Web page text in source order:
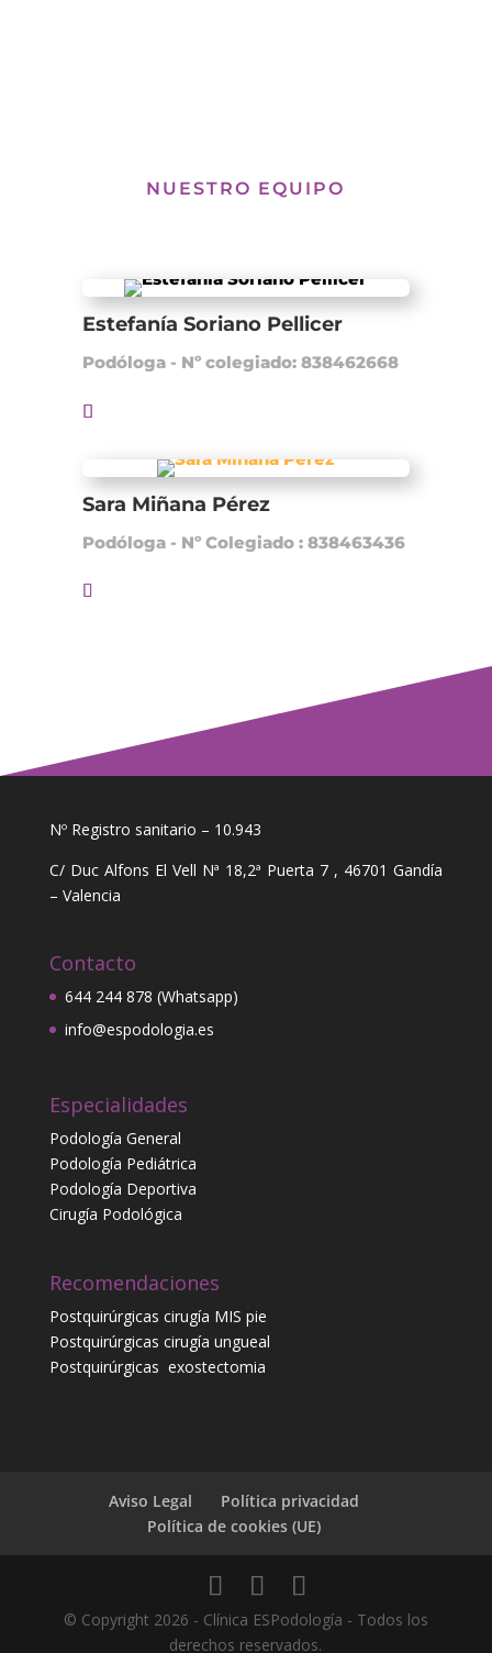
NUESTRO EQUIPO
Estefanía Soriano Pellicer
Podóloga - Nº colegiado: 838462668
Sara Miñana Pérez
Podóloga - Nº Colegiado : 838463436
Nº Registro sanitario – 10.943
C/ Duc Alfons El Vell Nª 18,2ª Puerta 7 , 46701 Gandía
– Valencia
Contacto
644 244 878 (Whatsapp)
info@espodologia.es
Especialidades
Podología General
Podología Pediátrica
Podología Deportiva
Cirugía Podológica
Recomendaciones
Postquirúrgicas cirugía MIS pie
Postquirúrgicas cirugía ungueal
Postquirúrgicas exostectomia
Aviso Legal
Política privacidad
Política de cookies (UE)
© Copyright 2026 - Clínica ESPodología - Todos los
derechos reservados.